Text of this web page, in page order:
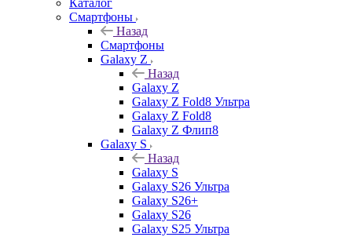
Каталог
Смартфоны
Назад
Смартфоны
Galaxy Z
Назад
Galaxy Z
Galaxy Z Fold8 Ультра
Galaxy Z Fold8
Galaxy Z Флип8
Galaxy S
Назад
Galaxy S
Galaxy S26 Ультра
Galaxy S26+
Galaxy S26
Galaxy S25 Ультра